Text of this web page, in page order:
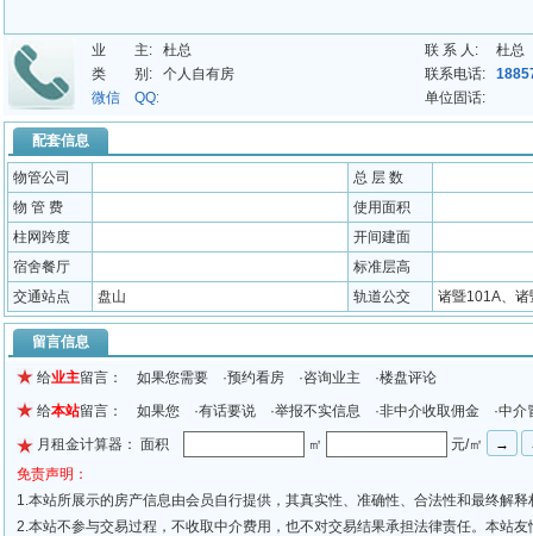
业 主: 杜总 联 系 人:
杜总
类 别:
个人自有房 联系电话:
微信 QQ:
单位固话:
配套信息
物管公司
总 层 数
物 管 费
使用面积
柱网跨度
开间建面
宿舍餐厅
标准层高
交通站点
盘山 轨道公交 诸暨101A、
留言信息
给业主留言： 如果您需要 ·预约看房 ·咨询业主 ·楼盘评论
给本站留言： 如果您 ·有话要说 ·举报不实信息 ·非中介收取佣金 ·中介
月租金计算器： 面积
㎡
元/㎡
免责声明：
1.本站所展示的房产信息由会员自行提供，其真实性、准确性、合法性和最终解
2.本站不参与交易过程，不收取中介费用，也不对交易结果承担法律责任。本站